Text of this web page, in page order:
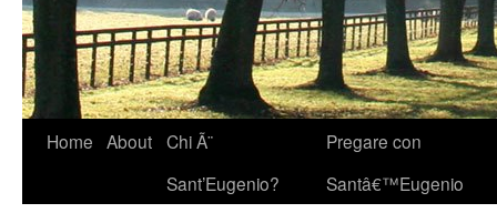
Home About Chi Ã¨
Sant’Eugenio?
Pregare con
Santâ€™Eugenio